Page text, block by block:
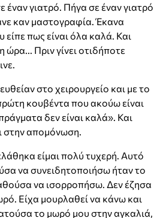
έναν γιατρό. Πήγα σε έναν γιατρό
καν μαστογραφία. Έκανα
είπε πως είναι όλα καλά. Και
ώρα... Πριν γίνει οτιδήποτε
στο χειρουργείο και με το
κουβέντα που ακούω είναι
δεν είναι καλά». Και
στην απομόνωση.
είμαι πολύ τυχερή. Αυτό
να συνειδητοποιήσω ήταν το
να ισορροπήσω. Δεν έζησα
Είχα μουρλαθεί να κάνω και
το μωρό μου στην αγκαλιά,